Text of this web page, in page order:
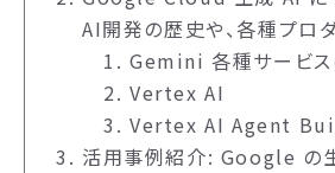
AI開発の歴史や、各種プロ
Gemini 各種サービス
Vertex AI
Vertex AI Agent
活用事例紹介: Google の